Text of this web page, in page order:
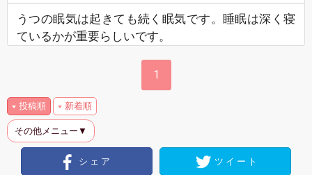
うつの眠気は起きても続く眠気です。睡眠は深く寝
ているかが重要らしいです。
1
投稿順 新着順
その他メニュー▼
シェア ツイート